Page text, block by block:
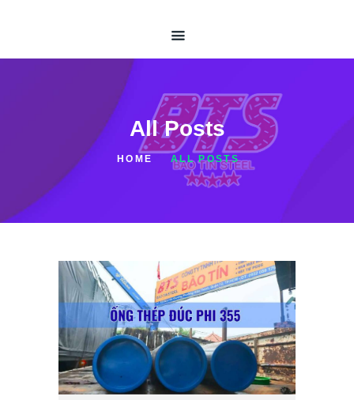
All Posts
HOME ALL POSTS
ỐNG THÉP HÀN
ỐNG THÉP ĐÚC
THÉP HỘP
TIN TỨC
LIÊN HỆ